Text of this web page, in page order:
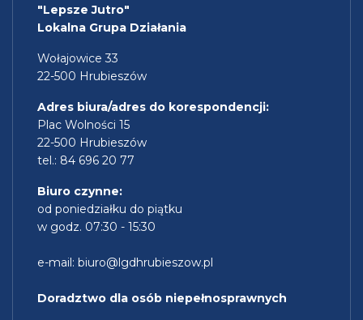
"Lepsze Jutro"
Lokalna Grupa Działania
Wołajowice 33
22-500 Hrubieszów
Adres biura/adres do korespondencji:
Plac Wolności 15
22-500 Hrubieszów
tel.: 84 696 20 77
Biuro czynne:
od poniedziałku do piątku
w godz. 07:30 - 15:30
e-mail: biuro@lgdhrubieszow.pl
Doradztwo dla osób niepełnosprawnych